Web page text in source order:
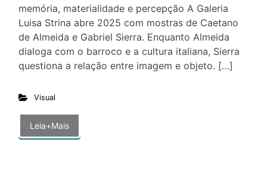
memória, materialidade e percepção A Galeria
Luisa Strina abre 2025 com mostras de Caetano
de Almeida e Gabriel Sierra. Enquanto Almeida
dialoga com o barroco e a cultura italiana, Sierra
questiona a relação entre imagem e objeto. […]
Visual
Leia+Mais